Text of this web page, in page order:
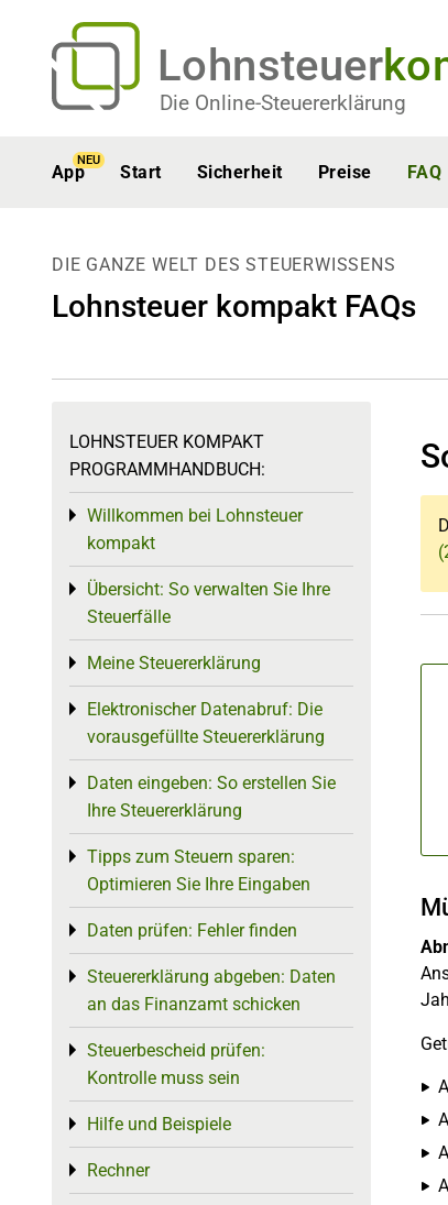
Lohnsteuer
Die Online-Steuererklärung
App
NEU
Start Sicherheit Preise FAQ
DIE GANZE WELT DES STEUERWISSENS
Lohnsteuer kompakt FAQs
LOHNSTEUER KOMPAKT
PROGRAMMHANDBUCH:
Willkommen bei Lohnsteuer
kompakt
Toggle menu
Übersicht: So verwalten Sie Ihre
Steuerfälle
Toggle menu
Meine Steuererklärung
Toggle menu
Elektronischer Datenabruf: Die
vorausgefüllte Steuererklärung
Toggle menu
Daten eingeben: So erstellen Sie
Ihre Steuererklärung
Toggle menu
Tipps zum Steuern sparen:
Optimieren Sie Ihre Eingaben
Toggle menu
Daten prüfen: Fehler finden
Toggle menu
Steuererklärung abgeben: Daten
an das Finanzamt schicken
Toggle menu
Steuerbescheid prüfen:
Kontrolle muss sein
Toggle menu
Hilfe und Beispiele
Toggle menu
Rechner
Toggle menu